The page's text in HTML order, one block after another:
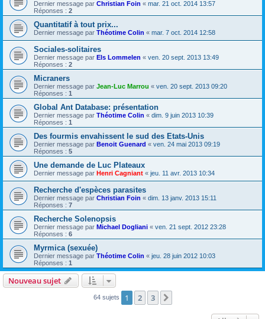
Dernier message par Christian Foin « mar. 21 oct. 2014 13:57
Réponses : 2
Quantitatif à tout prix...
Dernier message par Théotime Colin « mar. 7 oct. 2014 12:58
Sociales-solitaires
Dernier message par Els Lommelen « ven. 20 sept. 2013 13:49
Réponses : 2
Micraners
Dernier message par Jean-Luc Marrou « ven. 20 sept. 2013 09:20
Réponses : 1
Global Ant Database: présentation
Dernier message par Théotime Colin « dim. 9 juin 2013 10:39
Réponses : 1
Des fourmis envahissent le sud des Etats-Unis
Dernier message par Benoit Guenard « ven. 24 mai 2013 09:19
Réponses : 5
Une demande de Luc Plateaux
Dernier message par Henri Cagniant « jeu. 11 avr. 2013 10:34
Recherche d'espèces parasites
Dernier message par Christian Foin « dim. 13 janv. 2013 15:11
Réponses : 7
Recherche Solenopsis
Dernier message par Michael Dogliani « ven. 21 sept. 2012 23:28
Réponses : 6
Myrmica (sexuée)
Dernier message par Théotime Colin « jeu. 28 juin 2012 10:03
Réponses : 1
Nouveau sujet
64 sujets 1 2 3